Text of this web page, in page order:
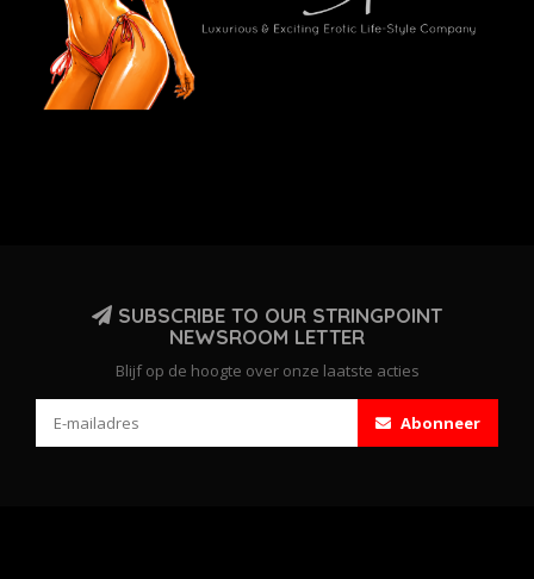
SUBSCRIBE TO OUR STRINGPOINT
NEWSROOM LETTER
Blijf op de hoogte over onze laatste acties
Abonneer